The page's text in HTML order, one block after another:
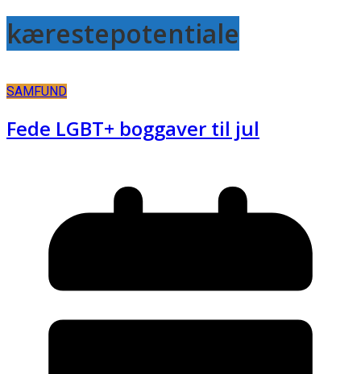
kærestepotentiale
SAMFUND
Fede LGBT+ boggaver til jul